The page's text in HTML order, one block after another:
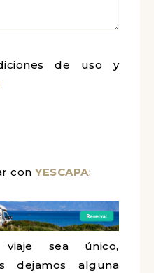
vacío.de uso y
con YESCAPA:
sea único,
dejamos alguna